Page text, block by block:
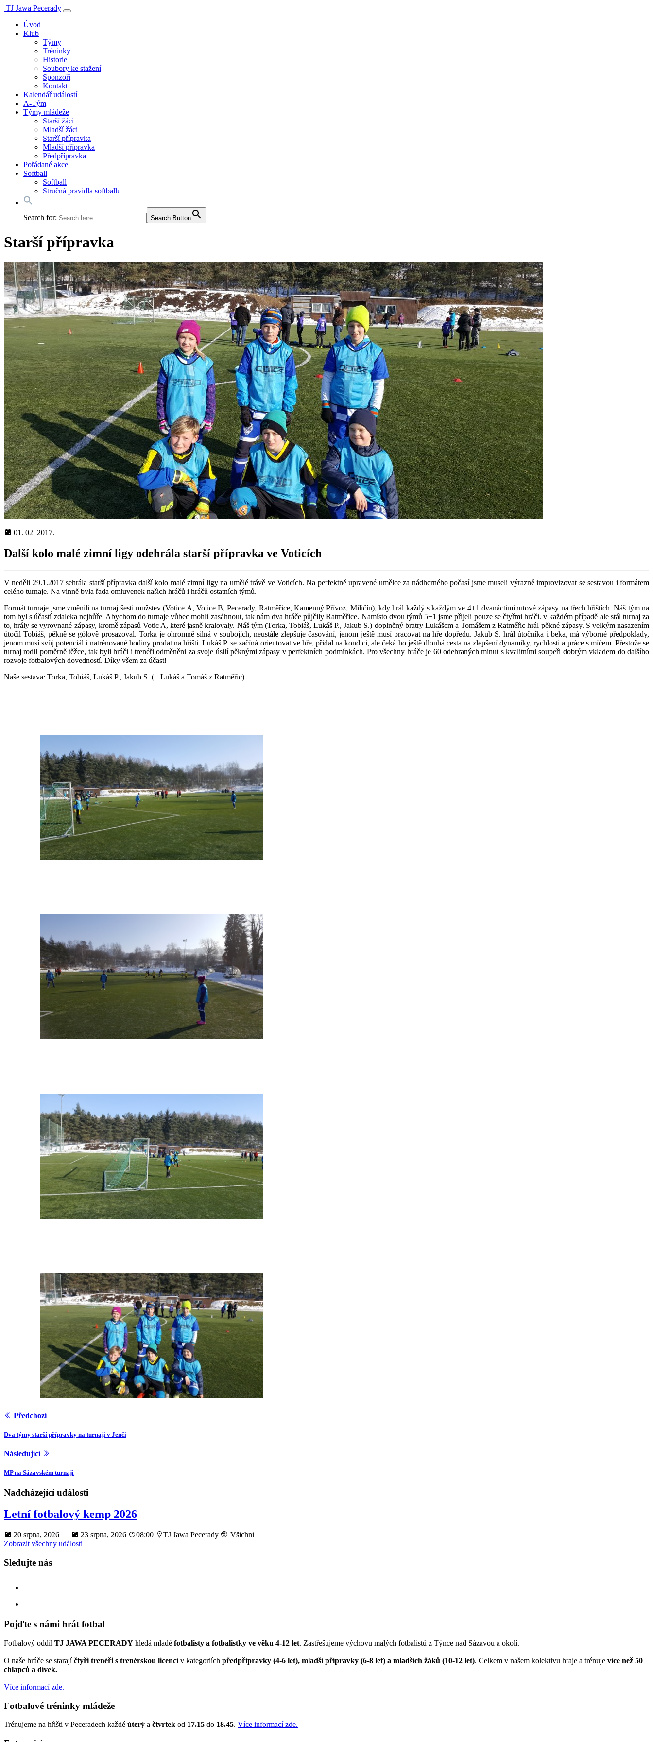
TJ Jawa Pecerady
Úvod
Klub
Týmy
Tréninky
Historie
Soubory ke stažení
Sponzoři
Kontakt
Kalendář událostí
A-Tým
Týmy mládeže
Starší žáci
Mladší žáci
Starší přípravka
Mladší přípravka
Předpřípravka
Pořádané akce
Softball
Softball
Stručná pravidla softballu
Search for: Search Button
Starší přípravka
01. 02. 2017.
Další kolo malé zimní ligy odehrála starší přípravka ve Voticích
V neděli 29.1.2017 sehrála starší přípravka další kolo malé zimní ligy na umělé trávě ve Voticích. Na perfektně upravené umělce za nádherného počasí jsme museli výrazně improvizovat se sestavou i formátem
celého turnaje. Na vinně byla řada omluvenek našich hráčů i hráčů ostatních týmů.
Formát turnaje jsme změnili na turnaj šesti mužstev (Votice A, Votice B, Pecerady, Ratměřice, Kamenný Přívoz, Miličín), kdy hrál každý s každým ve 4+1 dvanáctiminutové zápasy na třech hřištích. Náš tým na
tom byl s účastí zdaleka nejhůře. Abychom do turnaje vůbec mohli zasáhnout, tak nám dva hráče půjčily Ratměřice. Namísto dvou týmů 5+1 jsme přijeli pouze se čtyřmi hráči. v každém případě ale stál turnaj za
to, hrály se vyrovnané zápasy, kromě zápasů Votic A, které jasně kralovaly. Náš tým (Torka, Tobiáš, Lukáš P., Jakub S.) doplněný bratry Lukášem a Tomášem z Ratměřic hrál pěkné zápasy. S velkým nasazením
útočil Tobiáš, pěkně se gólově prosazoval. Torka je ohromně silná v soubojích, neustále zlepšuje časování, jenom ještě musí pracovat na hře dopředu. Jakub S. hrál útočníka i beka, má výborné předpoklady,
jenom musí svůj potenciál i natrénované hodiny prodat na hřišti. Lukáš P. se začíná orientovat ve hře, přidal na kondici, ale čeká ho ještě dlouhá cesta na zlepšení dynamiky, rychlosti a práce s míčem. Přestože se
turnaj rodil poměrně těžce, tak byli hráči i trenéři odměněni za svoje úsilí pěknými zápasy v perfektních podmínkách. Pro všechny hráče je 60 odehraných minut s kvalitními soupeři dobrým vkladem do dalšího
rozvoje fotbalových dovedností. Díky všem za účast!
Naše sestava: Torka, Tobiáš, Lukáš P., Jakub S. (+ Lukáš a Tomáš z Ratměřic)
Předchozí
Dva týmy starší přípravky na turnaji v Jenči
Následující
MP na Sázavském turnaji
Nadcházející události
Letní fotbalový kemp 2026
20 srpna, 2026 23 srpna, 2026 08:00 TJ Jawa Pecerady
Všichni
Zobrazit všechny události
Sledujte nás
Pojďte s námi hrát fotbal
Fotbalový oddíl TJ JAWA PECERADY hledá mladé fotbalisty a fotbalistky ve věku 4-12 let. Zastřešujeme výchovu malých fotbalistů z Týnce nad Sázavou a okolí.
O naše hráče se starajíčtyři trenéři s trenérskou licencív kategoriích předpřípravky (4-6 let), mladší přípravky (6-8 let) a mladších žáků (10-12 let). Celkem v našem kolektivu hraje a trénuje více než 50
chlapců a dívek.
Více informací zde.
Fotbalové tréninky mládeže
Trénujeme na hřišti v Peceradech každé úterý a čtvrtek od 17.15 do 18.45. Více informací zde.